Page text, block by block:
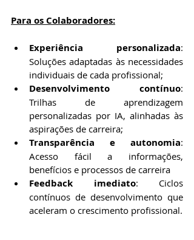
Para os Colaboradores:
Experiência personalizada:
Soluções adaptadas às necessidades
individuais de cada profissional;
Desenvolvimento contínuo:
Trilhas de aprendizagem
personalizadas por IA, alinhadas às
aspirações de carreira;
Transparência e autonomia:
Acesso fácil a informações,
benefícios e processos de carreira
Feedback imediato: Ciclos
contínuos de desenvolvimento que
aceleram o crescimento profissional.